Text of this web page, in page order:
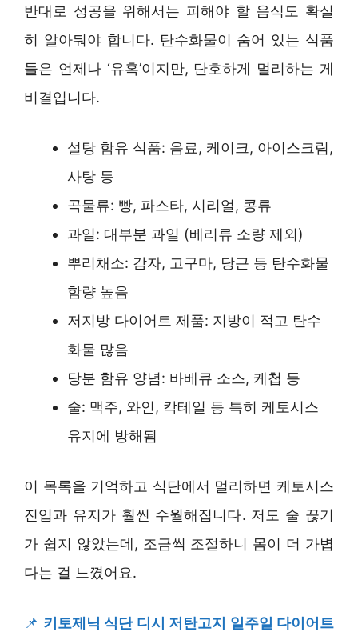
반대로 성공을 위해서는 피해야 할 음식도 확실
히 알아둬야 합니다. 탄수화물이 숨어 있는 식품
들은 언제나 ‘유혹’이지만, 단호하게 멀리하는 게
비결입니다.
설탕 함유 식품: 음료, 케이크, 아이스크림,
사탕 등
곡물류: 빵, 파스타, 시리얼, 콩류
과일: 대부분 과일 (베리류 소량 제외)
뿌리채소: 감자, 고구마, 당근 등 탄수화물
함량 높음
저지방 다이어트 제품: 지방이 적고 탄수
화물 많음
당분 함유 양념: 바베큐 소스, 케첩 등
술: 맥주, 와인, 칵테일 등 특히 케토시스
유지에 방해됨
이 목록을 기억하고 식단에서 멀리하면 케토시스
진입과 유지가 훨씬 수월해집니다. 저도 술 끊기
가 쉽지 않았는데, 조금씩 조절하니 몸이 더 가볍
다는 걸 느꼈어요.
📌 키토제닉 식단 디시 저탄고지 일주일 다이어트